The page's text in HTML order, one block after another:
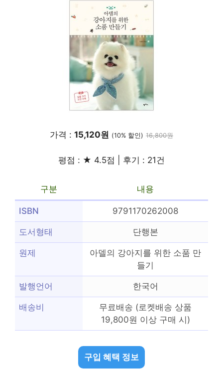
가격 : 15,120원 (10% 할인) 16,800원
평점 : ★ 4.5점 | 후기 : 21건
구분 내용
ISBN 9791170262008
도서형태 단행본
원제
아델의 강아지를 위한 소품 만
들기
발행언어 한국어
배송비
무료배송 (로켓배송 상품
19,800원 이상 구매 시)
구입 혜택 정보